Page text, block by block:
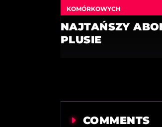
KOMÓRKOWYCH
NAJTAŃSZY
PLUSIE
COMMENTS